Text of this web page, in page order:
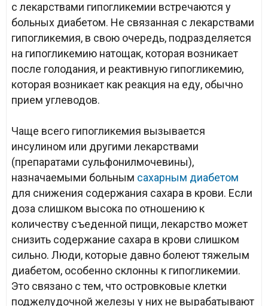
с лекарствами гипогликемии встречаются у
больных диабетом. Не связанная с лекарствами
гипогликемия, в свою очередь, подразделяется
на гипогликемию натощак, которая возникает
после голодания, и реактивную гипогликемию,
которая возникает как реакция на еду, обычно
прием углеводов.
Чаще всего гипогликемия вызывается
инсулином или другими лекарствами
(препаратами сульфонилмочевины),
назначаемыми больным сахарным диабетом
для снижения содержания сахара в крови. Если
доза слишком высока по отношению к
количеству съеденной пищи, лекарство может
снизить содержание сахара в крови слишком
сильно. Люди, которые давно болеют тяжелым
диабетом, особенно склонны к гипогликемии.
Это связано с тем, что островковые клетки
поджелудочной железы у них не вырабатывают